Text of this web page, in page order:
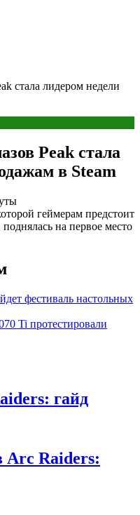
стала лидером недели
Peak стала
в Steam
геймерам предстоит
на первое место
фестиваль настольных
Ti протестировали
гайд
Arc Raiders: